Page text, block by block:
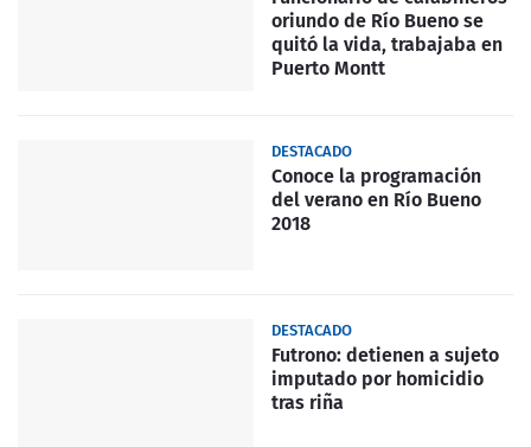
oriundo de Río Bueno se
quitó la vida, trabajaba en
Puerto Montt
DESTACADO
Conoce la programación
del verano en Río Bueno
2018
DESTACADO
Futrono: detienen a sujeto
imputado por homicidio
tras riña